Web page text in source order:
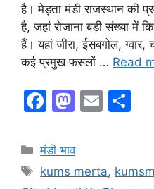
है। मेड़ता मंडी राजस्थान की
है, जहां रोजाना बड़ी संख्या
हैं। यहां जीरा, ईसबगोल, ग्वार,
कई प्रमुख फसलों … Read
F
c
e
M
st
o
E
l
e
Categories
मंडी भाव
Tags
kums merta,